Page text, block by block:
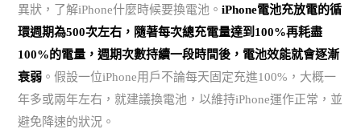
異狀，了解iPhone什麼時候要換電池。iPhone電池充放電的循
環週期為500次左右，隨著每次總充電量達到100%再耗盡
100%的電量，週期次數持續一段時間後，電池效能就會逐漸
衰弱 。假設一位iPhone用戶不論每天固定充進100%，大概一
年多或兩年左右，就建議換電池，以維持iPhone運作正常，並
避免降速的狀況。